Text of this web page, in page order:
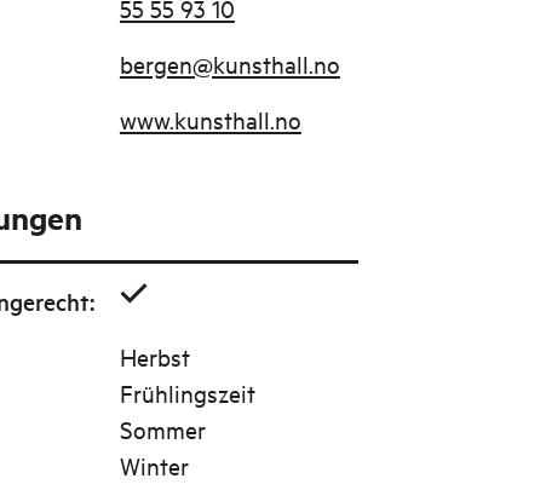
55 55 93 10
bergen@kunsthall.no
www.kunsthall.no
:
Herbst
Frühlingszeit
Sommer
Winter